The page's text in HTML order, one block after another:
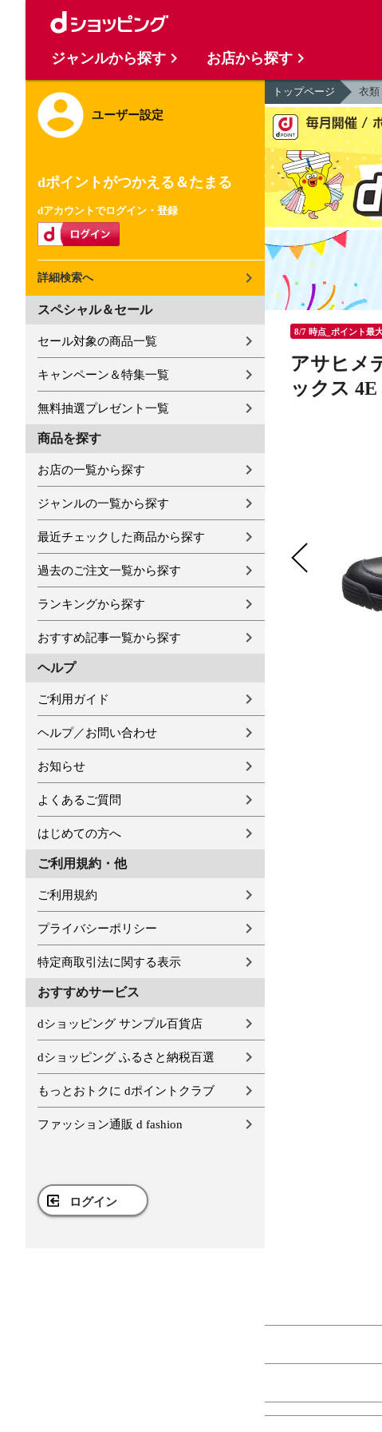
ユーザー設定
dポイントがつかえる＆たまる
dアカウントでログイン・登録
詳細検索へ
スペシャル＆セール
セール対象の商品一覧
キャンペーン＆特集一覧
無料抽選プレゼント一覧
商品を探す
お店の一覧から探す
ジャンルの一覧から探す
最近チェックした商品から探す
過去のご注文一覧から探す
ランキングから探す
おすすめ記事一覧から探す
ヘルプ
ご利用ガイド
ヘルプ／お問い合わせ
お知らせ
よくあるご質問
はじめての方へ
ご利用規約・他
ご利用規約
プライバシーポリシー
特定商取引法に関する表示
おすすめサービス
dショッピング サンプル百貨店
dショッピング ふるさと納税百選
もっとおトクに dポイントクラブ
ファッション通販 d fashion
ログイン
トップページ 衣類
8/7 時点_ポイント最
アサヒメ
ックス
ジャンルから探す お店から探す